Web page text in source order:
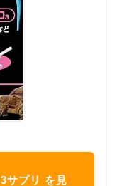
サプリ を見